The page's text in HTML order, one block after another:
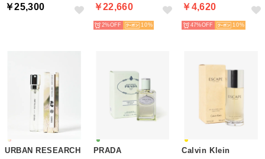
￥25,300 ￥22,660
2% 10
￥4,620
47% 10
URBAN RESEARCH PRADA Calvin Klein